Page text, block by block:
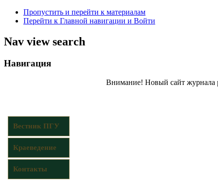
Пропустить и перейти к материалам
Перейти к Главной навигации и Войти
Nav view search
Навигация
Внимание! Новый сайт журнала
Вестник ПГУ
Краеведение
Контакты